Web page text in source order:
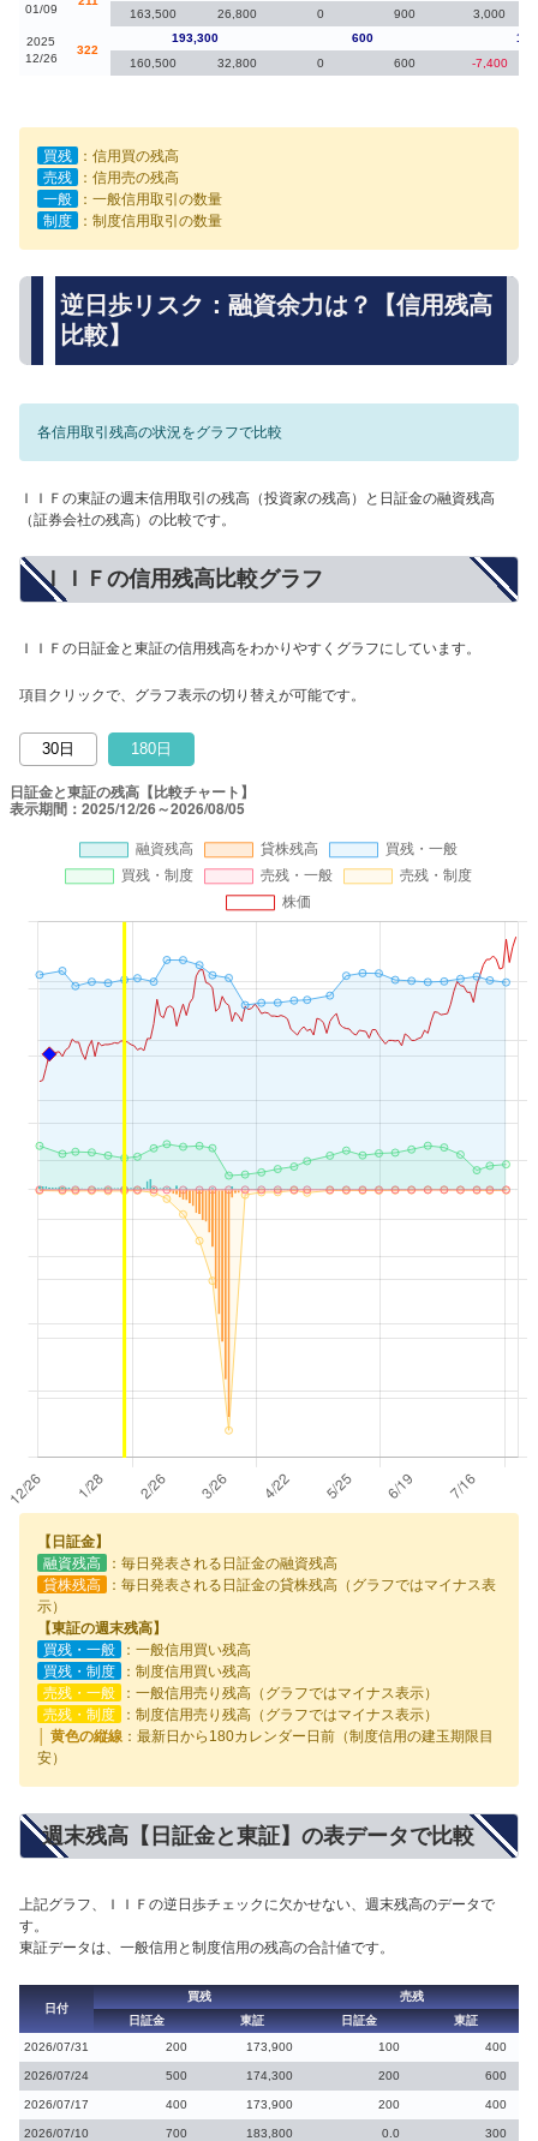
01/09
163,500
26,800 0 900 3,000
2025
12/26
322
193,300 600
160,500
32,800 0 600 -7,400
買残
：信用買の残高
売残
：信用売の残高
一般
：一般信用取引の数量
制度
：制度信用取引の数量
逆日歩リスク：融資余力は？【信用残高
比較】
各信用取引残高の状況をグラフで比較
ＩＩＦの東証の週末信用取引の残高（投資家の残高）と日証金の融資残高
（証券会社の残高）の比較です。
ＩＩＦの信用残高比較グラフ
ＩＩＦの日証金と東証の信用残高をわかりやすくグラフにしています。
項目クリックで、グラフ表示の切り替えが可能です。
30日 180日
【日証金】
融資残高
：毎日発表される日証金の融資残高
貸株残高
：毎日発表される日証金の貸株残高（グラフではマイナス表
示）
【東証の週末残高】
買残・一般
：一般信用買い残高
買残・制度
：制度信用買い残高
売残・一般
：一般信用売り残高（グラフではマイナス表示）
売残・制度
：制度信用売り残高（グラフではマイナス表示）
│ 黄色の縦線 ：最新日から180カレンダー日前（制度信用の建玉期限目
安）
週末残高【日証金と東証】の表データで比較
上記グラフ、ＩＩＦの逆日歩チェックに欠かせない、週末残高のデータで
す。
東証データは、一般信用と制度信用の残高の合計値です。
日付
買残
売残
日証金
東証 日証金
東証
2026/07/31
200 173,900 100 400
2026/07/24 500 174,300 200 600
2026/07/17 400 173,900 200 400
2026/07/10 700 183,800 0.0 300